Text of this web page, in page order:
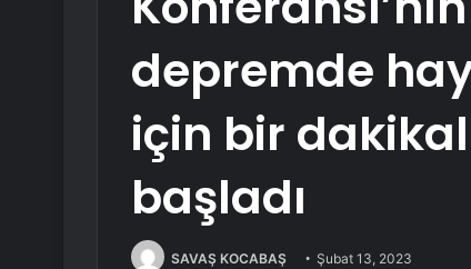
depremde
için bir
başladı
SAVAŞ KOCABAŞ Şubat 13, 2023